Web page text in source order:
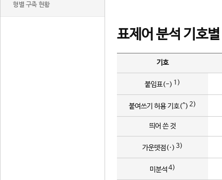
형별 구축 현황
표제어 분석 기호
기호
붙임표(-) 1)
붙여쓰기 허용 기호(^) 2)
띄어 쓴 것
가운뎃점(·) 3)
미분석 4)